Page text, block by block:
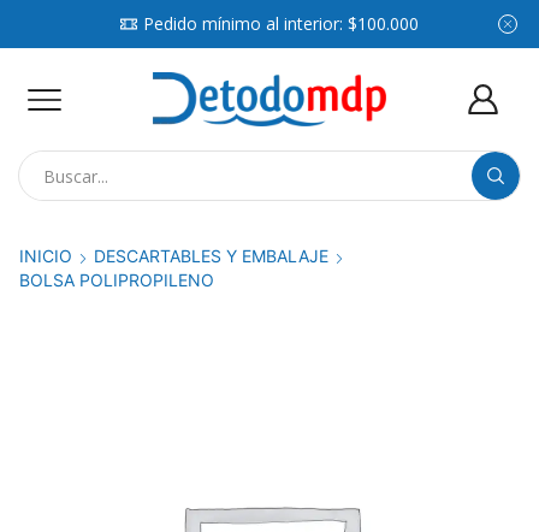
Pedido mínimo al interior: $100.000
INICIO
DESCARTABLES Y EMBALAJE
BOLSA POLIPROPILENO